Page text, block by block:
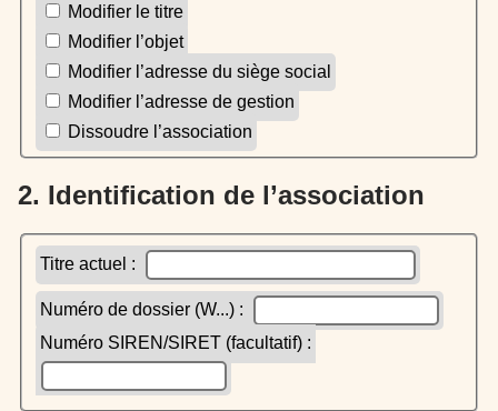
Modifier le titre
Modifier l’objet
Modifier l’adresse du siège social
Modifier l’adresse de gestion
Dissoudre l’association
2. Identification de l’association
Titre actuel :
Numéro de dossier (W...) :
Numéro SIREN/SIRET (facultatif) :